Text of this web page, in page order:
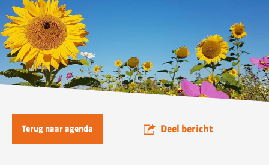
Terug naar agenda Deel bericht